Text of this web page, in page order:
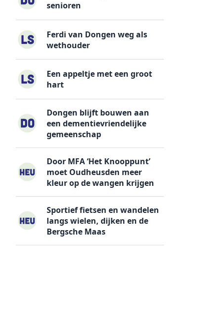
senioren
Ferdi van Dongen weg als
wethouder
Een appeltje met een groot
hart
Dongen blijft bouwen aan
een dementievriendelijke
gemeenschap
Door MFA ‘Het Knooppunt’
moet Oudheusden meer
kleur op de wangen krijgen
Sportief fietsen en wandelen
langs wielen, dijken en de
Bergsche Maas